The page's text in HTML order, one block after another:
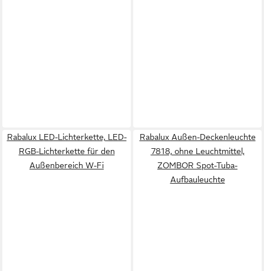
Rabalux LED-Lichterkette, LED-
RGB-Lichterkette für den
Außenbereich W-Fi
Rabalux Außen-Deckenleuchte
7818, ohne Leuchtmittel,
ZOMBOR Spot-Tuba-
Aufbauleuchte